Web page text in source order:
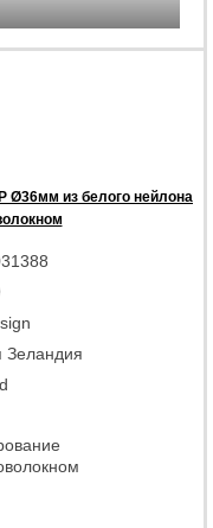
Ø36мм из белого нейлона
Зеландия